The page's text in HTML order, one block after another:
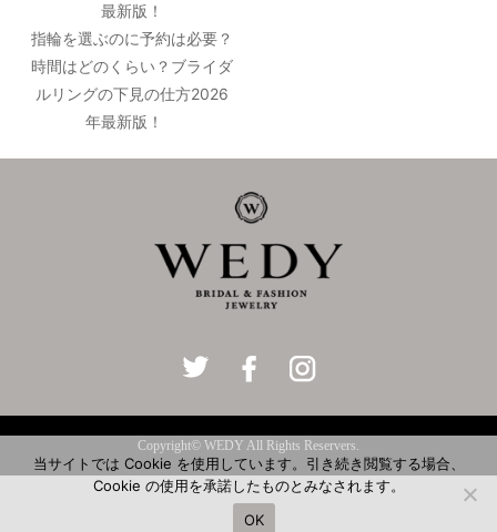
最新版！
指輪を選ぶのに予約は必要？
時間はどのくらい？ブライダ
ルリングの下見の仕方2026
年最新版！
Copyright© WEDY All Rights Reservers.
当サイトでは Cookie を使用しています。引き続き閲覧する場合、
Cookie の使用を承諾したものとみなされます。
OK